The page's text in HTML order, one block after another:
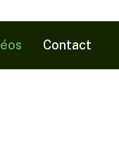
Contact